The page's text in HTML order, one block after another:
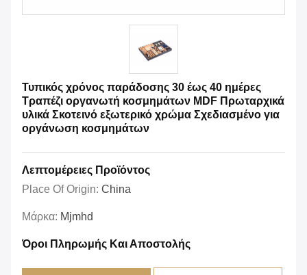
Τυπικός χρόνος παράδοσης 30 έως 40 ημέρες
Τραπέζι οργανωτή κοσμημάτων MDF Πρωταρχικά
υλικά Σκοτεινό εξωτερικό χρώμα Σχεδιασμένο για
οργάνωση κοσμημάτων
Λεπτομέρειες Προϊόντος
Place Of Origin: China
Μάρκα: Mjmhd
Όροι Πληρωμής Και Αποστολής